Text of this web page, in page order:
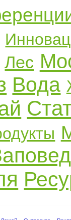
Лес
Вода